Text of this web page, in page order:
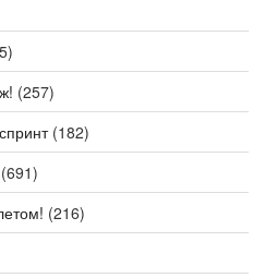
(257)
(182)
(216)